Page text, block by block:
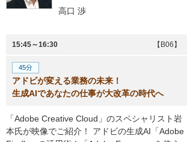
高口 渉
15:45～16:30 【B06】
45分
アドビが変える業務の未来！
生成AIであなたの仕事が大改革の時代へ
「Adobe Creative Cloud」のスペシャリスト岩
本氏が映像でご紹介！ アドビの生成AI「Adobe